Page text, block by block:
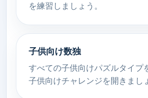
を練習しましょう。
子供向け数独
すべての子供向けパズルタイプ
子供向けチャレンジを開きまし